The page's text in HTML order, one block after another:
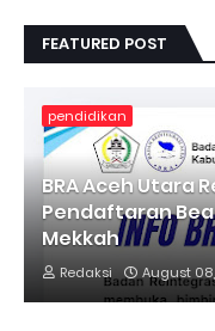
FEATURED POST
pendidikan
BRA Aceh Utara
Pendaftaran
Mekkah
Redaksi August